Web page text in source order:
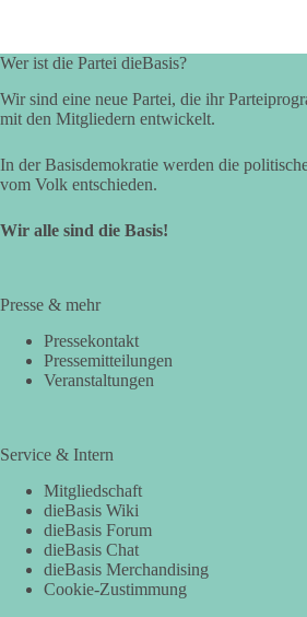
Wer ist die Partei dieBasis?
Wir sind eine neue Partei, die ihr
mit den Mitgliedern entwickelt.
In der Basisdemokratie werden die
vom Volk entschieden.
Wir alle sind die Basis!
Presse & mehr
Pressekontakt
Pressemitteilungen
Veranstaltungen
Service & Intern
Mitgliedschaft
dieBasis Wiki
dieBasis Forum
dieBasis Chat
dieBasis Merchandising
Cookie-Zustimmung